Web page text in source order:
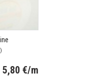
5,80 €/m